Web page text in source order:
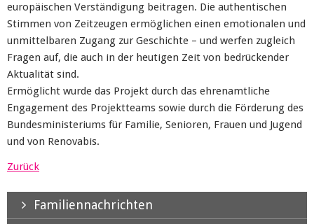
europäischen Verständigung beitragen. Die authentischen
Stimmen von Zeitzeugen ermöglichen einen emotionalen und
unmittelbaren Zugang zur Geschichte – und werfen zugleich
Fragen auf, die auch in der heutigen Zeit von bedrückender
Aktualität sind.
Ermöglicht wurde das Projekt durch das ehrenamtliche
Engagement des Projektteams sowie durch die Förderung des
Bundesministeriums für Familie, Senioren, Frauen und Jugend
und von Renovabis.
Zurück
Familiennachrichten